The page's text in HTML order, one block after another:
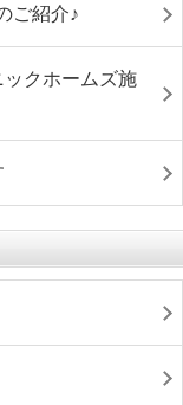
ご紹介♪
クホームズ施